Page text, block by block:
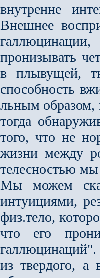
внутренне
Внешнее
пронизывать
в плы­вущей,
способность
льным образом,
тогда
того, что не
жизни между
телесностью
Мы можем
интуициями,
физ.тело,
что его
галлюцинаций".
из твердого,